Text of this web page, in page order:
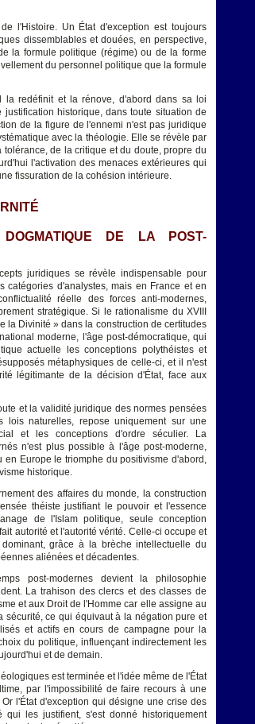
l'Histoire. Un État d'exception est toujours
dissemblables et douées, en perspective,
la formule politique (régime) ou de la forme
du personnel politique que la formule
la redéfinit et la rénove, d'abord dans sa loi
historique, dans toute situation de
de la figure de l'ennemi n'est pas juridique
avec la théologie. Elle se révèle par
de la critique et du doute, propre du
l'activation des menaces extérieures qui
fissuration de la cohésion intérieure.
DE LA POST-
juridiques se révèle indispensable pour
d'analystes, mais en France et en
réelle des forces anti-modernes,
stratégique. Si le rationalisme du XVIII
la Divinité » dans la construction de certitudes
moderne, l'âge post-démocratique, qui
actuelle les conceptions polythéistes et
métaphysiques de celle-ci, et il n'est
légitimante de la décision d'État, face aux
et la validité juridique des normes pensées
lois naturelles, repose uniquement sur une
et les conceptions d'ordre séculier. La
n'est plus possible à l'âge post-moderne,
Europe le triomphe du positivisme d'abord,
historique.
des affaires du monde, la construction
théiste justifiant le pouvoir et l'essence
de l'Islam politique, seule conception
autorité et l'autorité vérité. Celle-ci occupe et
grâce à la brèche intellectuelle du
aliénées et décadentes.
post-modernes devient la philosophie
La trahison des clercs et des classes de
et aux Droit de l'Homme car elle assigne au
ce qui équivaut à la négation pure et
et actifs en cours de campagne pour la
du politique, influençant indirectement les
et de demain.
est terminée et l'idée même de l'État
par l'impossibilité de faire recours à une
l'État d'exception qui désigne une crise des
les justifient, s'est donné historiquement